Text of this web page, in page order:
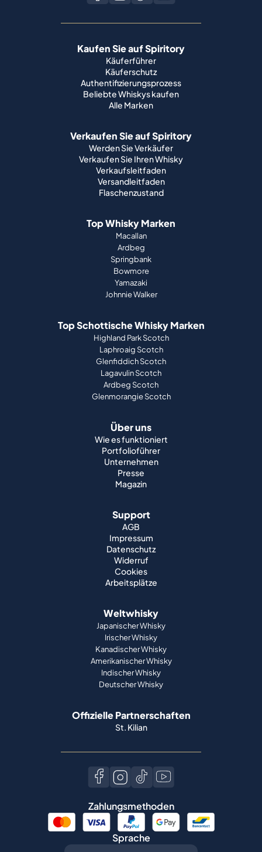
Kaufen Sie auf Spiritory
Käuferführer
Käuferschutz
Authentifizierungsprozess
Beliebte Whiskys kaufen
Alle Marken
Verkaufen Sie auf Spiritory
Werden Sie Verkäufer
Verkaufen Sie Ihren Whisky
Verkaufsleitfaden
Versandleitfaden
Flaschenzustand
Top Whisky Marken
Macallan
Ardbeg
Springbank
Bowmore
Yamazaki
Johnnie Walker
Top Schottische Whisky Marken
Highland Park Scotch
Laphroaig Scotch
Glenfiddich Scotch
Lagavulin Scotch
Ardbeg Scotch
Glenmorangie Scotch
Über uns
Wie es funktioniert
Portfolioführer
Unternehmen
Presse
Magazin
Support
AGB
Impressum
Datenschutz
Widerruf
Cookies
Arbeitsplätze
Weltwhisky
Japanischer Whisky
Irischer Whisky
Kanadischer Whisky
Amerikanischer Whisky
Indischer Whisky
Deutscher Whisky
Offizielle Partnerschaften
St. Kilian
Zahlungsmethoden
Sprache